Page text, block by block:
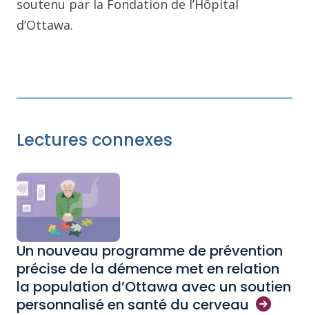
soutenu par la Fondation de l’Hôpital
d’Ottawa.
Lectures connexes
Un nouveau programme de prévention
précise de la démence met en relation
la population d’Ottawa avec un soutien
personnalisé en santé du cerveau